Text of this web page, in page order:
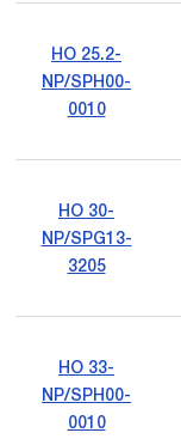
HO 25.2-
NP/SPH00-
0010
HO 30-
NP/SPG13-
3205
HO 33-
NP/SPH00-
0010